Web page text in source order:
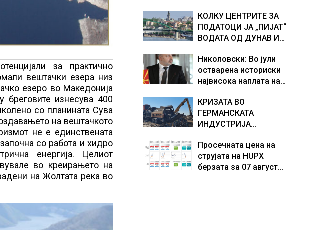
за практично
вештачки езера низ
езеро во Македонија
изнесува 400
со планината Сува
на вештачкото
не е единствената
со работа и хидро
енергија. Целиот
во креирањето на
на Жолтата река во
ШТО НАПРАВИВМЕ“,
како дел од екипажот
во авионот „Енола Геј“ и
бомбардирањето го
доживуваа овој настан
што го промени текот
КОЛКУ ЦЕНТРИТЕ ЗА
ПОДАТОЦИ ЈА „ПИЈАТ“
ВОДАТА ОД ДУНАВ И
Германија е лидер во
Европа по бројот на
изградени центри за
Николовски: Во јули
остварена историски
највисока наплата на
милијарди денари –
изградивме систем што
испорачува резултати
КРИЗАТА ВО
ГЕРМАНСКАТА
ИНДУСТРИЈА
месец исчезнуваат
15.000 работни места
Просечната цена на
струјата на HUPX
берзата за 07 август